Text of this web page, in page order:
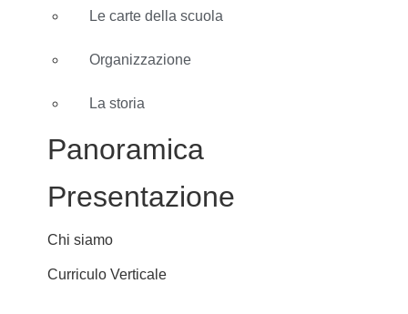
Le carte della scuola
Organizzazione
La storia
Panoramica
Presentazione
Chi siamo
Curriculo Verticale